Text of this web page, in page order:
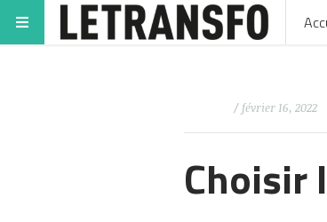
/ février 16, 2022
Choisir